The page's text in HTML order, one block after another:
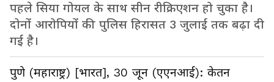
पहले सिया गोयल के साथ सीन रीक्रिएशन हो चुका है।
दोनों आरोपियों की पुलिस हिरासत 3 जुलाई तक बढ़ा दी
गई है।
पुणे (महाराष्ट्र) [भारत], 30 जून (एएनआई): केतन